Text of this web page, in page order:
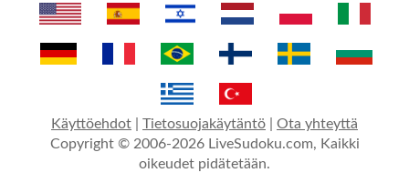
Käyttöehdot Tietosuojakäytäntö
Ota yhteyttä
Copyright © 2006-2026 LiveSudoku.com, Kaikki
oikeudet pidätetään.